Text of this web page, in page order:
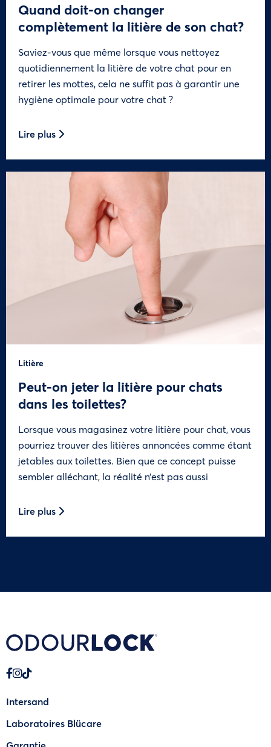
Quand doit-on changer
complètement la litière de son chat?
Saviez-vous que même lorsque vous nettoyez
quotidiennement la litière de votre chat pour en
retirer les mottes, cela ne suffit pas à garantir une
hygiène optimale pour votre chat ?
Lire plus
Litière
Peut-on jeter la litière pour chats
dans les toilettes?
Lorsque vous magasinez votre litière pour chat, vous
pourriez trouver des litières annoncées comme étant
jetables aux toilettes. Bien que ce concept puisse
sembler alléchant, la réalité n’est pas aussi
Lire plus
Intersand
Laboratoires Blücare